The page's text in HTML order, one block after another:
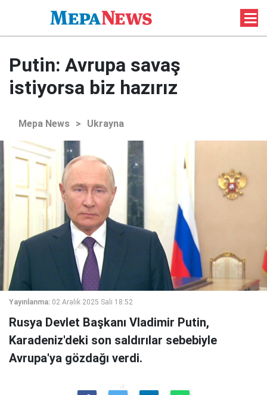
Putin: Avrupa savaş
istiyorsa biz hazırız
Mepa News > Ukrayna
Yayınlanma: 02 Aralık 2025 Salı 18:52
Rusya Devlet Başkanı Vladimir Putin,
Karadeniz'deki son saldırılar sebebiyle
Avrupa'ya gözdağı verdi.